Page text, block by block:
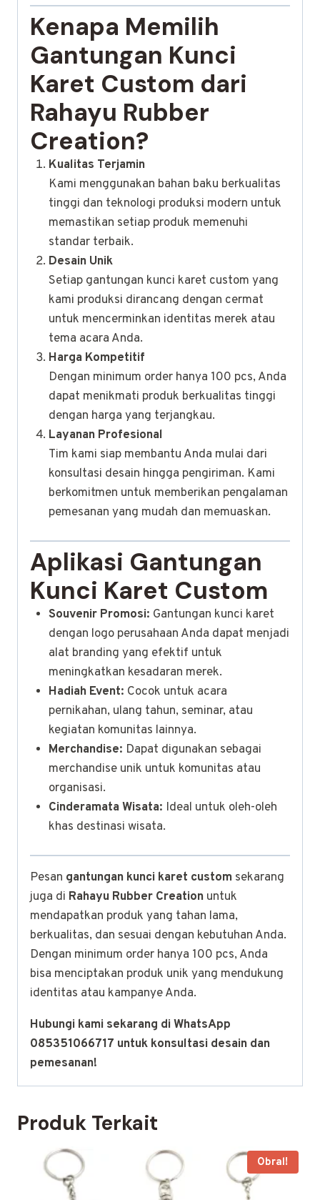
Kenapa Memilih
Gantungan Kunci
Karet Custom dari
Rahayu Rubber
Creation?
Kualitas Terjamin
Kami menggunakan bahan baku berkualitas
tinggi dan teknologi produksi modern untuk
memastikan setiap produk memenuhi
standar terbaik.
Desain Unik
Setiap gantungan kunci karet custom yang
kami produksi dirancang dengan cermat
untuk mencerminkan identitas merek atau
tema acara Anda.
Harga Kompetitif
Dengan minimum order hanya 100 pcs, Anda
dapat menikmati produk berkualitas tinggi
dengan harga yang terjangkau.
Layanan Profesional
Tim kami siap membantu Anda mulai dari
konsultasi desain hingga pengiriman. Kami
berkomitmen untuk memberikan pengalaman
pemesanan yang mudah dan memuaskan.
Aplikasi Gantungan
Kunci Karet Custom
Souvenir Promosi: Gantungan kunci karet
dengan logo perusahaan Anda dapat menjadi
alat branding yang efektif untuk
meningkatkan kesadaran merek.
Hadiah Event: Cocok untuk acara
pernikahan, ulang tahun, seminar, atau
kegiatan komunitas lainnya.
Merchandise: Dapat digunakan sebagai
merchandise unik untuk komunitas atau
organisasi.
Cinderamata Wisata: Ideal untuk oleh-oleh
khas destinasi wisata.
Pesan gantungan kunci karet custom sekarang
juga di Rahayu Rubber Creation untuk
mendapatkan produk yang tahan lama,
berkualitas, dan sesuai dengan kebutuhan Anda.
Dengan minimum order hanya 100 pcs, Anda
bisa menciptakan produk unik yang mendukung
identitas atau kampanye Anda.
Hubungi kami sekarang di WhatsApp
085351066717 untuk konsultasi desain dan
pemesanan!
Produk Terkait
Obral!